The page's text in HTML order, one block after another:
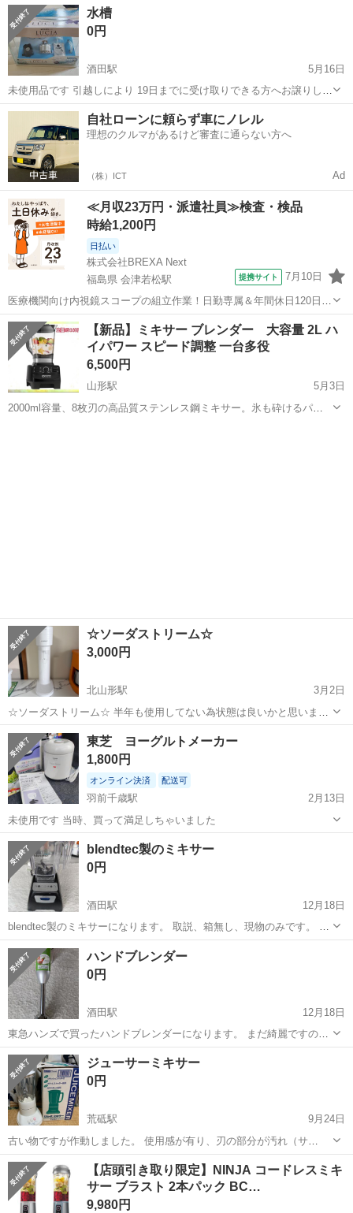
山形 酒田市 キッチン家電
水槽
0円
酒田駅
5月16日
未使用品です 引越しにより 19日までに受け取りできる方へお譲りしま
す 破損等はありません
山形 酒田市 酒田駅 キッチン家電 水槽
自社ローンに頼らず車にノレル
理想のクルマがあるけど審査に通らない方へ
（株）ICT Ad
≪月収23万円・派遣社員≫検査・検品
時給1,200円
日払い
株式会社BREXA Next
福島県 会津若松駅
提携サイト 7月10日
医療機関向け内視鏡スコープの組立作業！日勤専属＆年間休日120日
★◎20代～40代の男女活躍中！送迎あり！マイカー通勤OK◎無料駐車
場あり★日払いあり◎空調完備で快適作業！《福島県会津若松市》 人
気の工場のお仕事 ◇医療機...
福島 会津若松市 会津若松駅 その他
【新品】ミキサー ブレンダー 大容量 2L ハ
イパワー スピード調整 一台多役
6,500円
山形駅
5月3日
2000ml容量、8枚刃の高品質ステンレス鋼ミキサー。氷も砕けるパワ
☆ソーダストリーム☆
3,000円
北山形駅
3月2日
☆ソーダストリーム☆ 半年も使用してない為状態は良いかと思いま
す！ 未使用ガス1本お付けいたします！ ボトル1本付いてます！ ※3N
でお願いいたします🙇‍♀️
山形 山形市 北山形駅 キッチン家電
東芝 ヨーグルトメーカー
1,800円
オンライン決済 配送可
羽前千歳駅
2月13日
未使用です 当時、買って満足しちゃいました
山形 山形市 羽前千歳駅 キッチン家電
blendtec製のミキサー
0円
酒田駅
12月18日
blendtec製のミキサーになります。 取説、箱無し、現物のみです。 中
古なのでそれなりです。 起動することを確認してます。 よろしくお願
いします。
山形 酒田市 酒田駅 キッチン家電
ハンドブレンダー
0円
酒田駅
12月18日
東急ハンズで買ったハンドブレンダーになります。 まだ綺麗ですので
充分使えますが使用前は一度洗ってください。 コンセント挿して起動
すること確認しております。 自宅引き取りに来て頂ける方にお願いし
ます。
山形 酒田市 酒田駅 キッチン家電
ジューサーミキサー
0円
荒砥駅
9月24日
古い物ですが作動しました。 使用感が有り、刃の部分が汚れ（サ
ビ？）のように見えます。洗いづらい部品ですので、了承できる方の
みお問い合わせください。 平日は夕方以降・土日祝は日中のお渡しで
す。
山形 西置賜郡 荒砥駅 キッチン家電 ジューサー
【店頭引き取り限定】NINJA コードレスミキ
サー ブラスト 2本パック BC…
9,980円